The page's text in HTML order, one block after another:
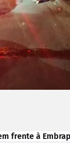
frente à